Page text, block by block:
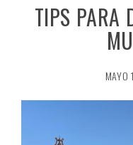
TIPS PARA